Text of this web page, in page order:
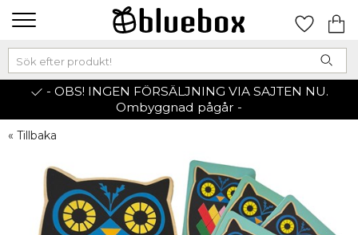
- OBS! INGEN FÖRSÄLJNING VIA SAJTEN NU.
Ombyggnad pågår -
« Tillbaka